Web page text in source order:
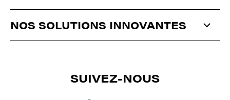
QUI SOMMES-NOUS ?
ACTUALITÉS
NOS SOLUTIONS INNOVANTES
PLASMA/PULVÉRISATION SÉCHAGE
SUIVEZ-NOUS